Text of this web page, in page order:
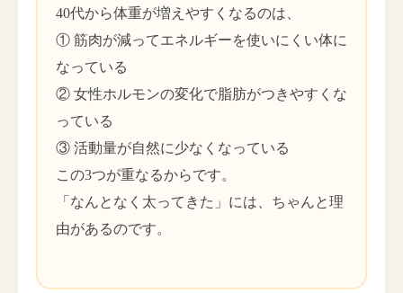
40代から体重が増えやすくなるのは、
① 筋肉が減ってエネルギーを使いにくい体に
なっている
② 女性ホルモンの変化で脂肪がつきやすくな
っている
③ 活動量が自然に少なくなっている
この3つが重なるからです。
「なんとなく太ってきた」には、ちゃんと理
由があるのです。